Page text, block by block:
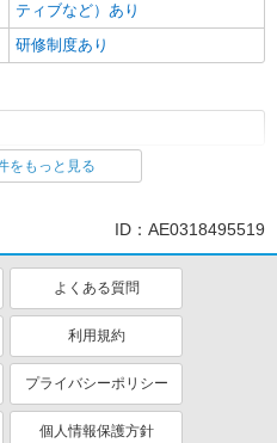
ティブなど）あり
研修制度あり
をもっと見る
ID：AE0318495519
よくある質問
利用規約
プライバシーポリシー
個人情報保護方針